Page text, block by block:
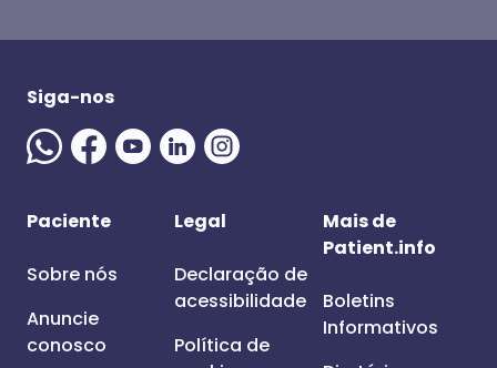
Siga-nos
Paciente
Sobre nós
Anuncie
conosco
Legal
Declaração de
acessibilidade
Política de
Mais de
Patient.info
Boletins
Informativos